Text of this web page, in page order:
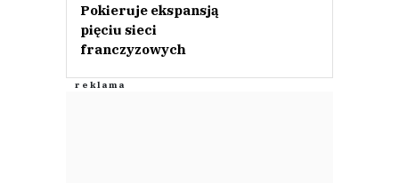
Pokieruje ekspansją
pięciu sieci
franczyzowych